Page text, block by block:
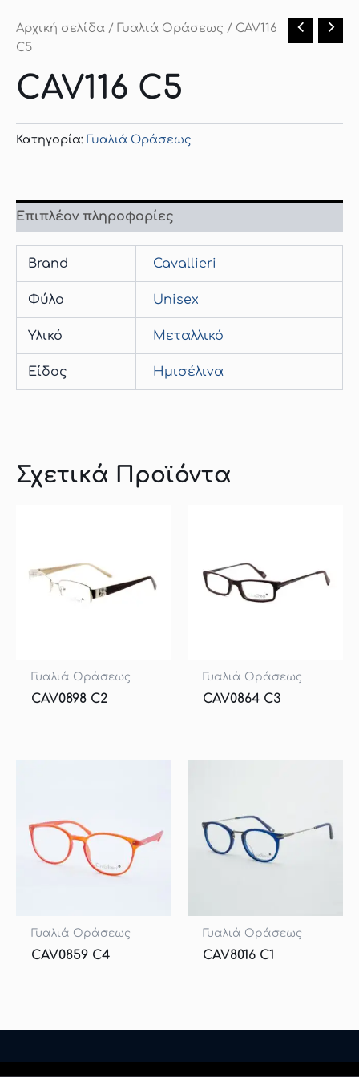
Αρχική σελίδα / Γυαλιά Οράσεως / CAV116
C5
CAV116 C5
Κατηγορία: Γυαλιά Οράσεως
Επιπλέον πληροφορίες
Brand Cavallieri
Φύλο Unisex
Υλικό Μεταλλικό
Είδος Hμισέλινα
Σχετικά Προϊόντα
Γυαλιά Οράσεως
CAV0898 C2
Γυαλιά Οράσεως
CAV0864 C3
Γυαλιά Οράσεως
CAV0859 C4
Γυαλιά Οράσεως
CAV8016 C1